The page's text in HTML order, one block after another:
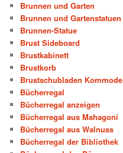
Brunnen und Garten
Brunnen und Gartenstatuen
Brunnen-Statue
Brust Sideboard
Brustkabinett
Brustkorb
Brustschubladen Kommode
Bücherregal
Bücherregal anzeigen
Bücherregal aus Mahagoni
Bücherregal aus Walnuss
Bücherregal der Bibliothek